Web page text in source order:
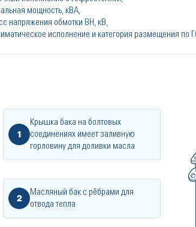
мощность, кВА,
напряжения обмотки ВН, кВ,
исполнение и категория размещения по
1
Крышка бака на болтовых
соединениях имеет заливную
горловину для доливки масла
2
Масляный бак с рёбрами для
отвода тепла